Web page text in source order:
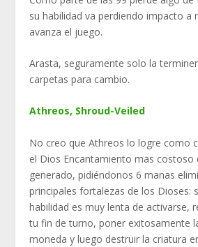
su habilidad va perdiendo impacto a
avanza el juego.
Arasta, seguramente solo la
carpetas para cambio.
Athreos, Shroud-Veiled
No creo que Athreos lo logre como
el Dios Encantamiento mas costoso
generado, pidiéndonos 6 manas
principales fortalezas de los Dioses:
habilidad es muy lenta de activarse,
tu fin de turno, poner exitosamente
moneda y luego destruir la criatura